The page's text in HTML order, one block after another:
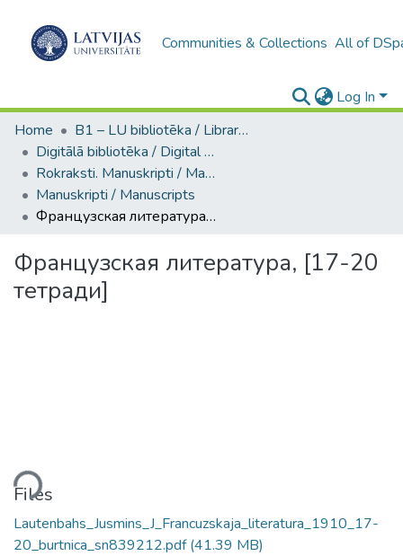
Communities & Collections All of
Log In
Home
B1 – LU bibliotēka / Library of the UL
Digitālā bibliotēka / Digital library
Rokraksti. Manuskripti / Manuscripts
Manuskripti / Manuscripts
Французская литература, [17-20 тетради]
Французская литература, [17-20
тетради]
Files
Lautenbahs_Jusmins_J_Francuzskaja_literatura_1910_17-
20_burtnica_sn839212.pdf(41.39 MB)